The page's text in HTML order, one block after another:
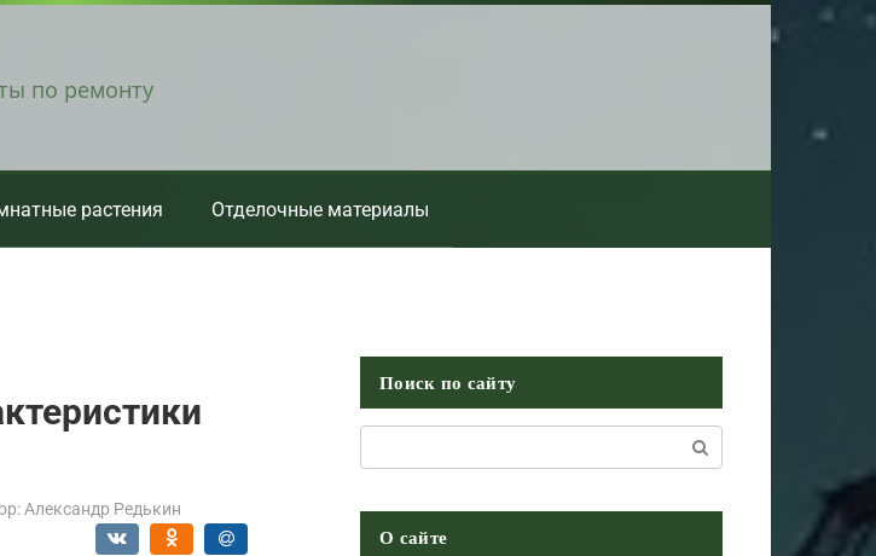
по ремонту
растения Отделочные материалы
Александр Редькин
Поиск по сайту
О сайте